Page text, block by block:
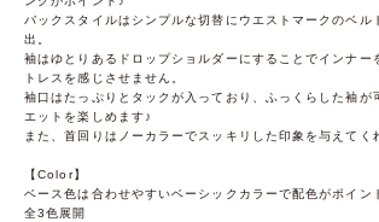
バックスタイルはシンプルな切替にウエストマークのベル
出。
袖はゆとりあるドロップショルダーにすることでインナー
トレスを感じさせません。
袖口はたっぷりとタックが入っており、ふっくらした袖が
エットを楽しめます♪
また、首回りはノーカラーでスッキリした印象を与えてく
【Color】
ベース色は合わせやすいベーシックカラーで配色がポイン
全3色展開